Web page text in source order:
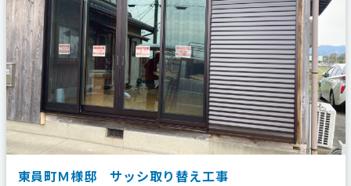
東員町Ｍ様邸 サッシ取り替え工事